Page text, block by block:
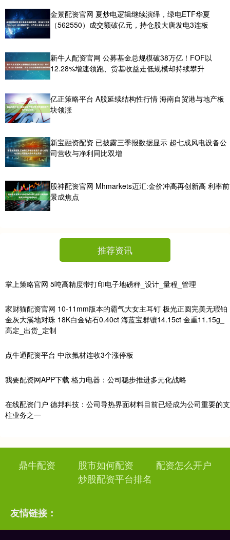
金景配资官网 夏炒电逻辑继续演绎，绿电ETF华夏
（562550）成交额破亿元，持仓股大唐发电3连板
新牛人配资官网 公募基金总规模破38万亿！FOF以
12.28%增速领跑、货基收益走低规模却持续攀升
亿正策略平台 A股延续结构性行情 海南自贸港与地产板
块领涨
新宝融资配资 已披露三季报数据显示 超七成风电设备公
司营收与净利同比双增
股神配资官网 Mhmarkets迈汇:金价冲高再创新高 利率前
景成焦点
推荐资讯
掌上策略官网 5吨高精度带打印电子地磅秤_设计_量程_管理
家财猫配资官网 10-11mm版本的霸气大女主耳钉 极光正圆完美无瑕铂
金灰大溪地对珠 18K白金钻石0.40ct 海蓝宝群镶14.15ct 金重11.15g_
高定_出货_定制
点牛通配资平台 中欣氟材连收3个涨停板
我要配资网APP下载 格力电器：公司稳步推进多元化战略
在线配资门户 德邦科技：公司导热界面材料目前已经成为公司重要的支
柱业务之一
鼎牛配资 股市如何配资
配资怎么开户
炒股配资平台排名
友情链接：